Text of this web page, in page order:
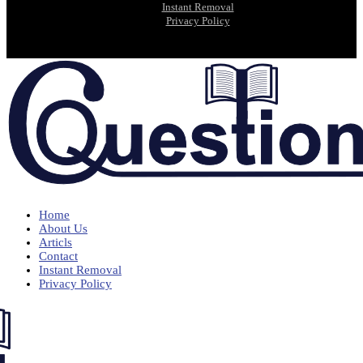
Instant Removal
Privacy Policy
Home
About Us
Articls
Contact
Instant Removal
Privacy Policy